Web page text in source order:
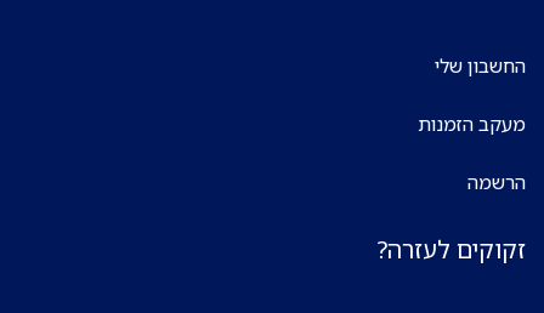
החשבון שלי
מעקב הזמנות
הרשמה
זקוקים לעזרה?